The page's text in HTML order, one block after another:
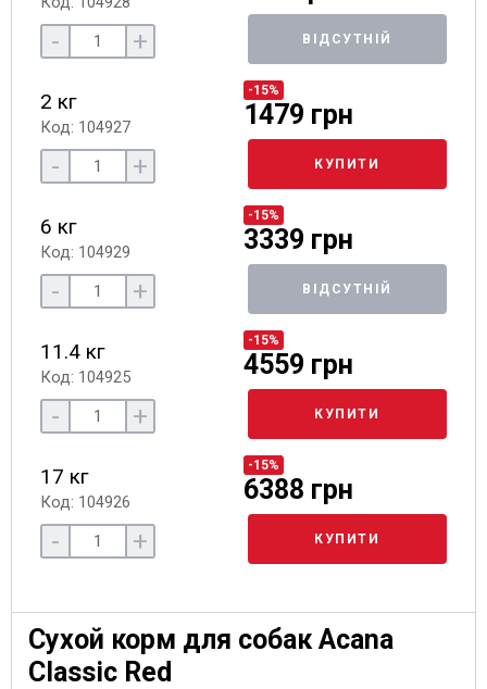
- + ВІДСУТНІЙ
2 кг
Код: 104927
-15%
1479 грн
- + КУПИТИ
6 кг
Код: 104929
-15%
3339 грн
- + ВІДСУТНІЙ
11.4 кг
Код: 104925
-15%
4559 грн
- + КУПИТИ
17 кг
Код: 104926
-15%
6388 грн
- + КУПИТИ
Сухой корм для собак Acana
Classic Red